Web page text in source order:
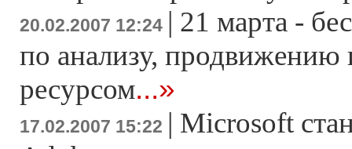
20.02.2007 12:24 | 21 марта -
по анализу,
ресурсом...»
17.02.2007 15:22 | Microsoft